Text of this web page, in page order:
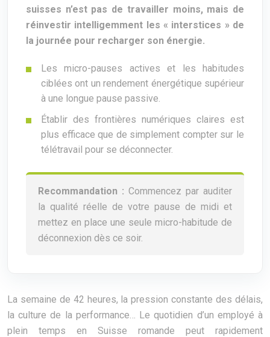
suisses n’est pas de travailler moins, mais de
réinvestir intelligemment les « interstices » de
la journée pour recharger son énergie.
Les micro-pauses actives et les habitudes
ciblées ont un rendement énergétique supérieur
à une longue pause passive.
Établir des frontières numériques claires est
plus efficace que de simplement compter sur le
télétravail pour se déconnecter.
Recommandation : Commencez par auditer
la qualité réelle de votre pause de midi et
mettez en place une seule micro-habitude de
déconnexion dès ce soir.
La semaine de 42 heures, la pression constante des délais,
la culture de la performance… Le quotidien d’un employé à
plein temps en Suisse romande peut rapidement